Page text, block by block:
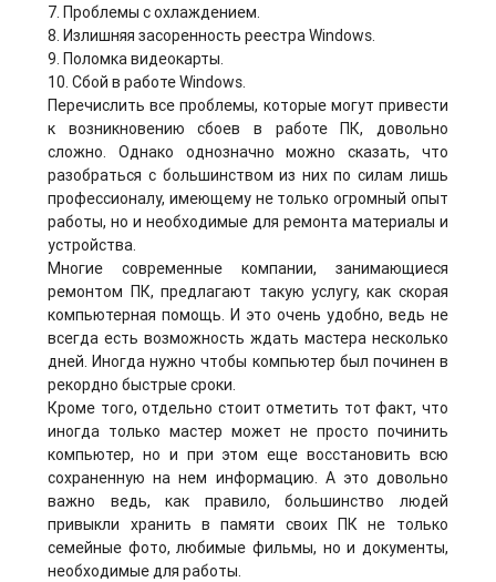
7. Проблемы с охлаждением.
8. Излишняя засоренность реестра Windows.
9. Поломка видеокарты.
10. Сбой в работе Windows.
Перечислить все проблемы, которые могут привести
к возникновению сбоев в работе ПК, довольно
сложно. Однако однозначно можно сказать, что
разобраться с большинством из них по силам лишь
профессионалу, имеющему не только огромный опыт
работы, но и необходимые для ремонта материалы и
устройства.
Многие современные компании, занимающиеся
ремонтом ПК, предлагают такую услугу, как скорая
компьютерная помощь. И это очень удобно, ведь не
всегда есть возможность ждать мастера несколько
дней. Иногда нужно чтобы компьютер был починен в
рекордно быстрые сроки.
Кроме того, отдельно стоит отметить тот факт, что
иногда только мастер может не просто починить
компьютер, но и при этом еще восстановить всю
сохраненную на нем информацию. А это довольно
важно ведь, как правило, большинство людей
привыкли хранить в памяти своих ПК не только
семейные фото, любимые фильмы, но и документы,
необходимые для работы.